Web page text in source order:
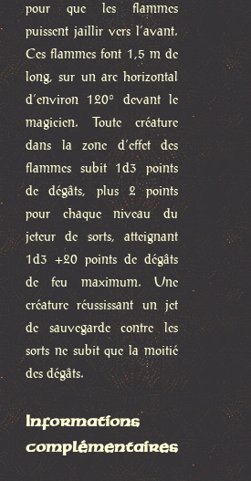
pour que les flammes
puissent jaillir vers l’avant.
Ces flammes font 1,5 m de
long, sur un arc horizontal
d’environ 120° devant le
magicien. Toute créature
dans la zone d’effet des
flammes subit 1d3 points
de dégâts, plus 2 points
pour chaque niveau du
jeteur de sorts, atteignant
1d3 +20 points de dégâts
de feu maximum. Une
créature réussissant un jet
de sauvegarde contre les
sorts ne subit que la moitié
des dégâts.
Informations
complémentaires